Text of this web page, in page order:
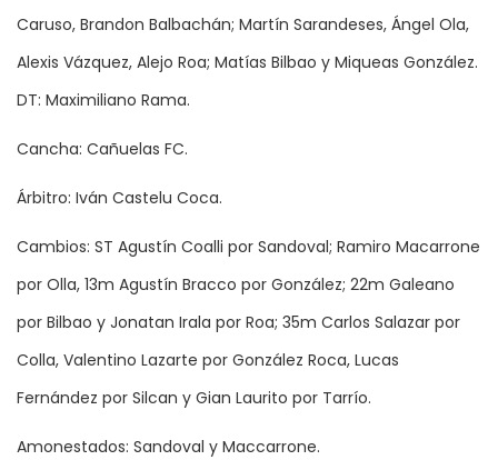
Caruso, Brandon Balbachán; Martín Sarandeses, Ángel Ola,
Alexis Vázquez, Alejo Roa; Matías Bilbao y Miqueas González.
DT: Maximiliano Rama.
Cancha: Cañuelas FC.
Árbitro: Iván Castelu Coca.
Cambios: ST Agustín Coalli por Sandoval; Ramiro Macarrone
por Olla, 13m Agustín Bracco por González; 22m Galeano
por Bilbao y Jonatan Irala por Roa; 35m Carlos Salazar por
Colla, Valentino Lazarte por González Roca, Lucas
Fernández por Silcan y Gian Laurito por Tarrío.
Amonestados: Sandoval y Maccarrone.